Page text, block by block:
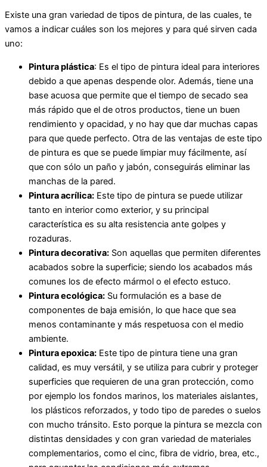
Existe una gran variedad de tipos de pintura, de las cuales, te
vamos a indicar cuáles son los mejores y para qué sirven cada
uno:
Pintura plástica: Es el tipo de pintura ideal para interiores
debido a que apenas despende olor. Además, tiene una
base acuosa que permite que el tiempo de secado sea
más rápido que el de otros productos, tiene un buen
rendimiento y opacidad, y no hay que dar muchas capas
para que quede perfecto. Otra de las ventajas de este tipo
de pintura es que se puede limpiar muy fácilmente, así
que con sólo un paño y jabón, conseguirás eliminar las
manchas de la pared.
Pintura acrílica: Este tipo de pintura se puede utilizar
tanto en interior como exterior, y su principal
característica es su alta resistencia ante golpes y
rozaduras.
Pintura decorativa: Son aquellas que permiten diferentes
acabados sobre la superficie; siendo los acabados más
comunes los de efecto mármol o el efecto estuco.
Pintura ecológica: Su formulación es a base de
componentes de baja emisión, lo que hace que sea
menos contaminante y más respetuosa con el medio
ambiente.
Pintura epoxica: Este tipo de pintura tiene una gran
calidad, es muy versátil, y se utiliza para cubrir y proteger
superficies que requieren de una gran protección, como
por ejemplo los fondos marinos, los materiales aislantes,
los plásticos reforzados, y todo tipo de paredes o suelos
con mucho tránsito. Esto porque la pintura se mezcla con
distintas densidades y con gran variedad de materiales
complementarios, como el cinc, fibra de vidrio, brea, etc.,